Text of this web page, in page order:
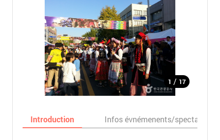
1 / 17
Introduction Infos évnémenents/spectacles